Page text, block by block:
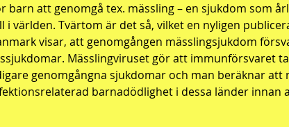
barn att genomgå tex. mässling – en sjukdom som
i världen. Tvärtom är det så, vilket en nyligen
visar, att genomgången mässlingsjukdom
Mässlingviruset gör att immunförsvaret
genomgångna sjukdomar och man beräknar att
barnadödlighet i dessa länder innan